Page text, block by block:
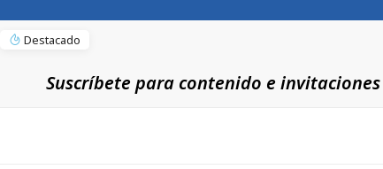
Destacado
Suscríbete para contenido e invitaciones